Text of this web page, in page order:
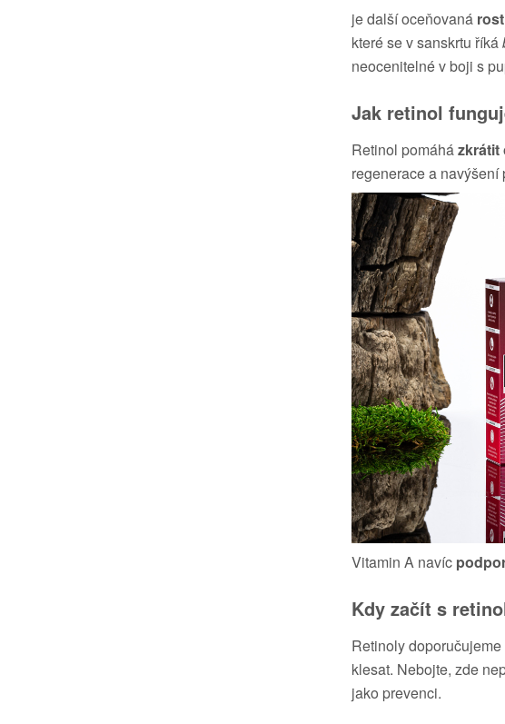
je další oceňovaná
které se v sanskrtu říká
neocenitelné v boji s
Jak retinol
Retinol pomáházkrátit
regenerace a
Vitamin A navíc
Kdy začít s
Retinoly
klesat. Nebojte, zde
jako prevenci.